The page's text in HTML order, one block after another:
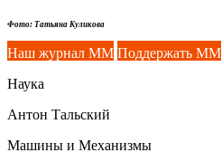
Фото: Татьяна Куликова
Наш журнал ММ Поддержать ММ
Наука
Антон Тальский
Машины и Механизмы